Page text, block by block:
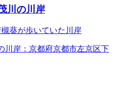
川の川岸
葵が歩いていた川岸
川岸：京都府京都市左京区下